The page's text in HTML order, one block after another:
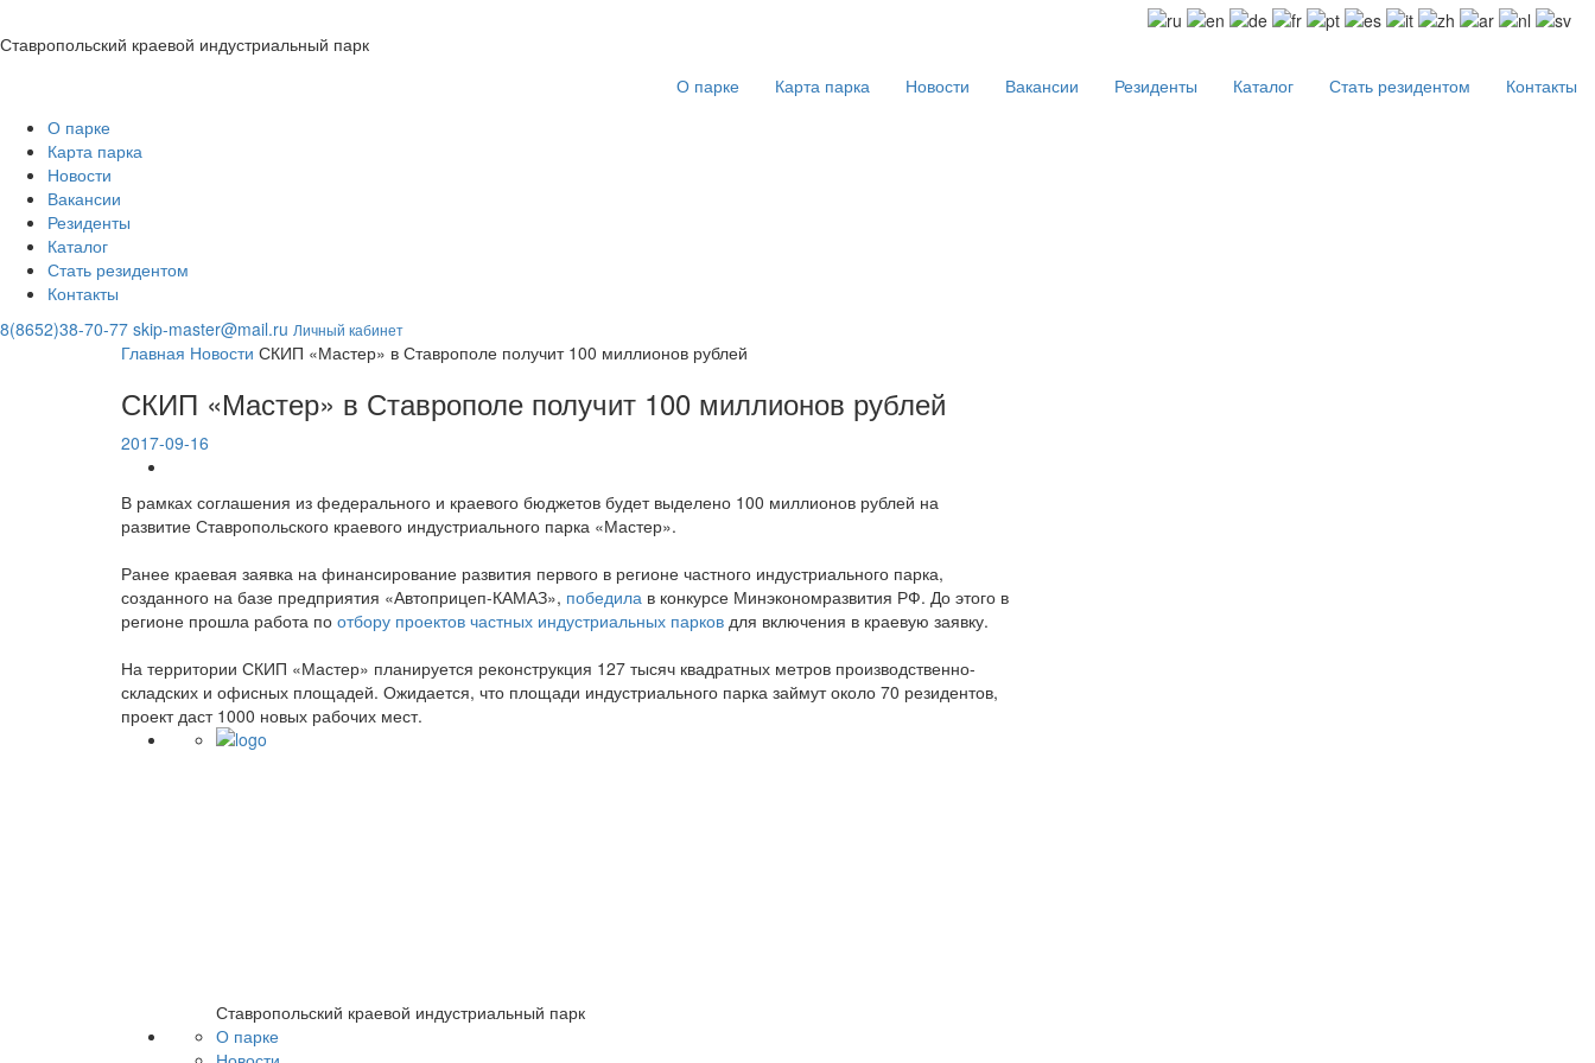
Ставропольский краевой индустриальный парк
О парке
Карта парка Новости Вакансии Резиденты Каталог Стать резидентом
Контакты
О парке
Карта парка
Новости
Вакансии
Резиденты
Каталог
Стать резидентом
Контакты
8(8652)38-70-77 skip-master@mail.ru Личный кабинет
Главная Новости СКИП «Мастер» в Ставрополе получит 100 миллионов рублей
СКИП «Мастер» в Ставрополе получит 100 миллионов рублей
2017-09-16
В рамках соглашения из федерального и краевого бюджетов будет выделено 100 миллионов рублей на
развитие Ставропольского краевого индустриального парка «Мастер».
Ранее краевая заявка на финансирование развития первого в регионе частного индустриального парка,
созданного на базе предприятия «Автоприцеп-КАМАЗ», победила в конкурсе Минэкономразвития РФ. До этого в
регионе прошла работа по отбору проектов частных индустриальных парков для включения в краевую заявку.
На территории СКИП «Мастер» планируется реконструкция 127 тысяч квадратных метров производственно-
складских и офисных площадей. Ожидается, что площади индустриального парка займут около 70 резидентов,
проект даст 1000 новых рабочих мест.
Ставропольский краевой индустриальный парк
О парке